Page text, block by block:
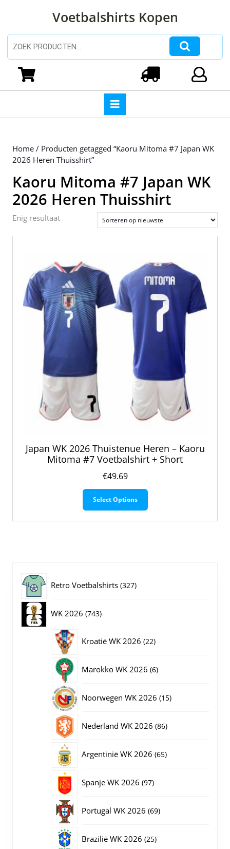
inhoud
Voetbalshirts Kopen
Zoeken naar:
Home / Producten getagged “Kaoru Mitoma #7 Japan WK
2026 Heren Thuisshirt”
Kaoru Mitoma #7 Japan WK
2026 Heren Thuisshirt
Enig resultaat
Japan WK 2026 Thuistenue Heren – Kaoru
Mitoma #7 Voetbalshirt + Short
€49.69
Select Options
Dit
Retro Voetbalshirts 327327
WK 2026 743743
Kroatië WK 2026 2222
Marokko WK 2026 66
Noorwegen WK 2026 1515
Nederland WK 2026 8686
Argentinië WK 2026 6565
Spanje WK 2026 9797
Portugal WK 2026 6969
Brazilië WK 2026 2525